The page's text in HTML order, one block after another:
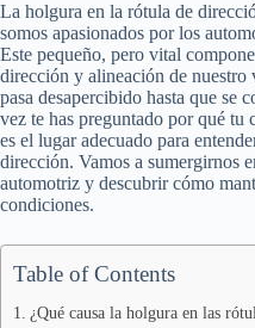
La holgura en la rótula de
somos apasionados por los
Este pequeño, pero vital
dirección y alineación de nuestro
pasa desapercibido hasta que se
vez te has preguntado por qué tu
es el lugar adecuado para
dirección. Vamos a sumergirnos
automotriz y descubrir cómo
condiciones.
Table of Contents
¿Qué causa la holgura en las